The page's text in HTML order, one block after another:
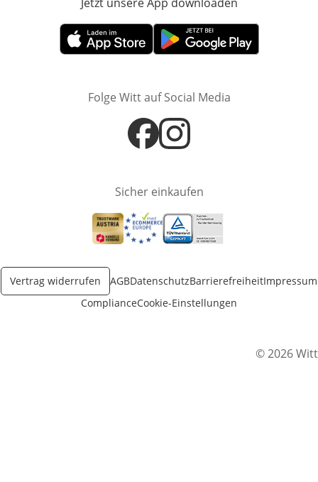
Öffnet in neuem FensterÖffnet in neuem Fenster
Folge Witt auf Social Media
Öffnet in neuem Fenster
Öffnet in neuem Fenster
Sicher einkaufen
Öffnet in neuem Fenster
Öffnet in neuem Fenster
Öffnet in neuem Fenster
Vertrag widerrufen AGBDatenschutzBarrierefreiheitImpressum
ComplianceCookie-Einstellungen
© 2026 Witt